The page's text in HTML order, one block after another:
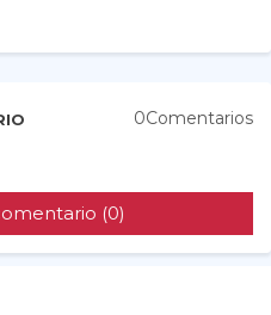
0Comentarios
(0)